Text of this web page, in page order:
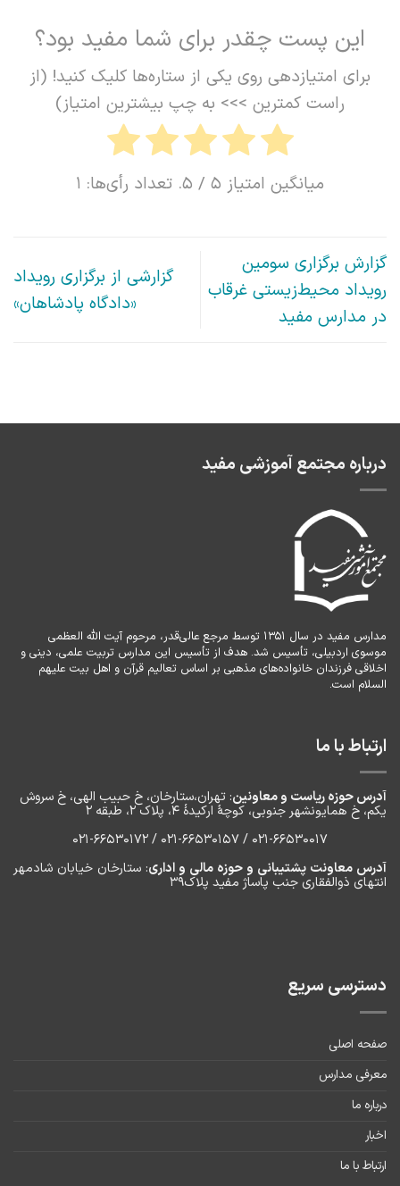
این پست چقدر برای شما مفید بود؟
برای امتیازدهی روی یکی از ستاره‌ها کلیک کنید! (از
راست کمترین >>> به چپ بیشترین امتیاز)
میانگین امتیاز 5 / 5. تعداد رأی‌ها: 1
گزارش برگزاری سومین
رویداد محیط‌زیستی غرقاب
در مدارس مفید
گزارشی از برگزاری رویداد
«دادگاه پادشاهان»
درباره مجتمع آموزشی مفید
مدارس مفید در سال ۱۳۵۱ توسط مرجع عالی‌قدر، مرحوم آیت الله العظمی
موسوی اردبیلی، تأسیس شد. هدف از تأسیس این مدارس تربیت علمی، دینی و
اخلاقی فرزندان خانواده‌های مذهبی بر اساس تعالیم قرآن و اهل بیت علیهم
السلام است.
ارتباط با ما
آدرس حوزه ریاست و معاونین: تهران،ستارخان، خ حبیب الهی، خ سروش
یکم، خ‌ همایونشهر جنوبی، کوچۀ ارکیدۀ ۴، پلاک ۲، طبقه ۲
۰۲۱-66530017 / 021-66530157 / 021-66530172
آدرس معاونت پشتیبانی و حوزه مالی و اداری: ستارخان خیابان شادمهر
انتهای ذوالفقاری جنب پاساژ مفید پلاک۳۹
دسترسی سریع
صفحه اصلی
معرفی مدارس
درباره ما
اخبار
ارتباط با ما